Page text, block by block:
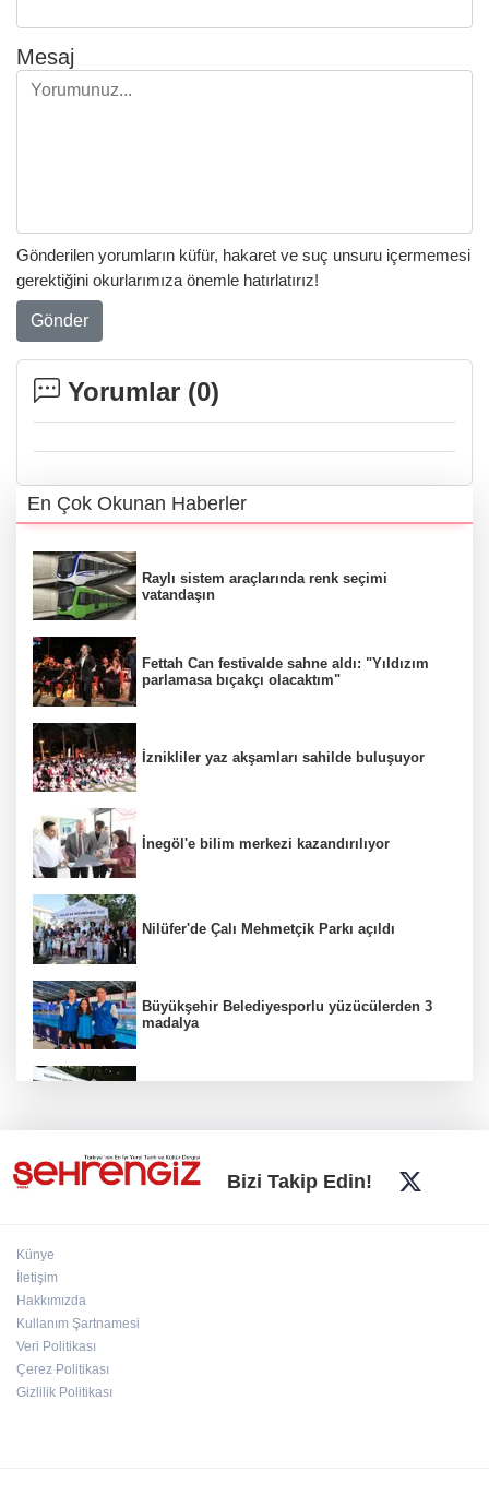
Mesaj
Gönderilen yorumların küfür, hakaret ve suç unsuru içermemesi
gerektiğini okurlarımıza önemle hatırlatırız!
Gönder
Yorumlar (0)
En Çok Okunan Haberler
Raylı sistem araçlarında renk seçimi
vatandaşın
Fettah Can festivalde sahne aldı: "Yıldızım
parlamasa bıçakçı olacaktım"
İznikliler yaz akşamları sahilde buluşuyor
İnegöl'e bilim merkezi kazandırılıyor
Nilüfer'de Çalı Mehmetçik Parkı açıldı
Büyükşehir Belediyesporlu yüzücülerden 3
madalya
Bursa Büyükşehir'den kırsala tam destek:
Bizi Takip Edin!
Künye
İletişim
Hakkımızda
Kullanım Şartnamesi
Veri Politikası
Çerez Politikası
Gizlilik Politikası